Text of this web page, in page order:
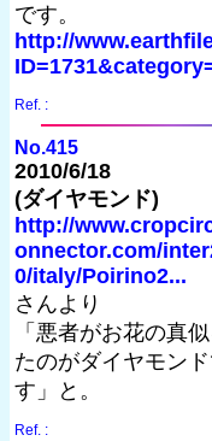
です。
http://
Ref. :
No.415
2010/6/18
(ダイヤモンド)
http://
onnector.com/
0/italy/Poirino2...
さんより
「悪者がお花の真
たのがダイヤモン
す」と。
Ref. :